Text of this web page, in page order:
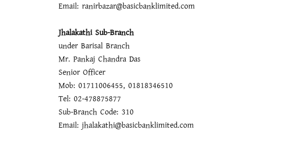
Email: ranirbazar@basicbanklimited.com
Jhalakathi Sub-Branch
under Barisal Branch
Mr. Pankaj Chandra Das
Senior Officer
Mob: 01711006455, 01818346510
Tel: 02-478875877
Sub-Branch Code: 310
Email: jhalakathi@basicbanklimited.com